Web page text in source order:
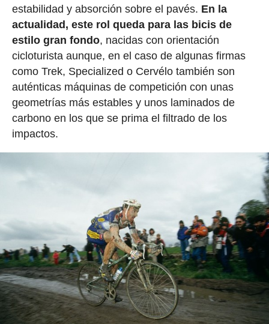
estabilidad y absorción sobre el pavés. En la
actualidad, este rol queda para las bicis de
estilo gran fondo, nacidas con orientación
cicloturista aunque, en el caso de algunas firmas
como Trek, Specialized o Cervélo también son
auténticas máquinas de competición con unas
geometrías más estables y unos laminados de
carbono en los que se prima el filtrado de los
impactos.